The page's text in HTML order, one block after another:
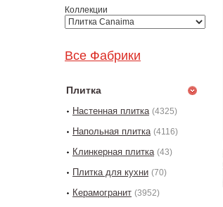
Коллекции
Все Фабрики
Плитка
Настенная плитка (4325)
Напольная плитка (4116)
Клинкерная плитка (43)
Плитка для кухни (70)
Керамогранит (3952)